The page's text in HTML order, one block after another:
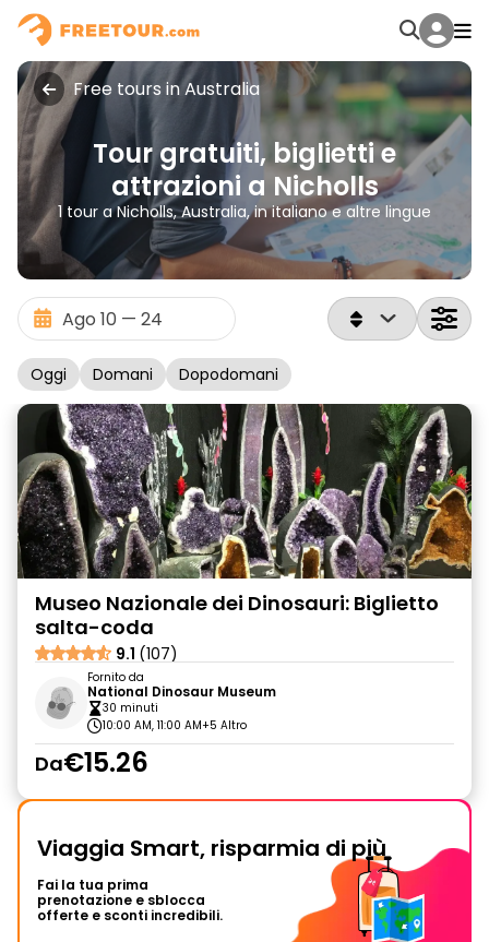
Free tours in Australia
Tour gratuiti, biglietti e
attrazioni a Nicholls
1 tour a Nicholls, Australia, in italiano e altre lingue
Oggi Domani Dopodomani
Museo Nazionale dei Dinosauri: Biglietto
salta-coda
9.1 (107)
Fornito da
National Dinosaur Museum
30 minuti
10:00 AM, 11:00 AM+5 Altro
Da€15.26
Viaggia Smart, risparmia di più
Fai la tua prima
prenotazione e sblocca
offerte e sconti incredibili.